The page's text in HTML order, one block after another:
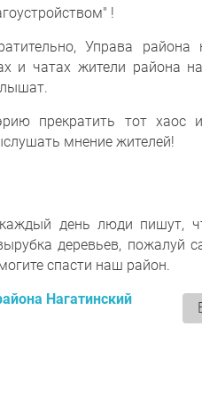
!
Управа
и чатах жители района
прекратить тот хаос
мнение жителей!
день люди пишут,
деревьев, пожалуй
спасти наш район.
Нагатинский